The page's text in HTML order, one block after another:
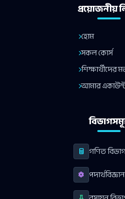
প্রয়োজনীয়
হোম
সকল কোর্স
শিক্ষার্থীদের
আমার
গণিত